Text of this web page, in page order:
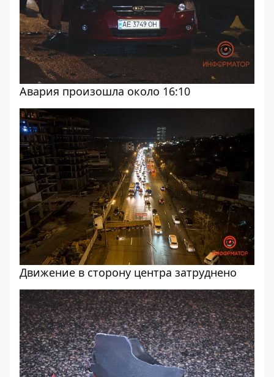
Авария произошла около 16:10
Движение в сторону центра затруднено